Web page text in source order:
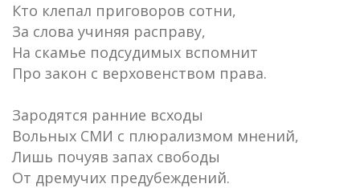
Кто клепал приговоров сотни,
За слова учиняя расправу,
На скамье подсудимых вспомнит
Про закон с верховенством права.
Зародятся ранние всходы
Вольных СМИ с плюрализмом мнений,
Лишь почуяв запах свободы
От дремучих предубеждений.